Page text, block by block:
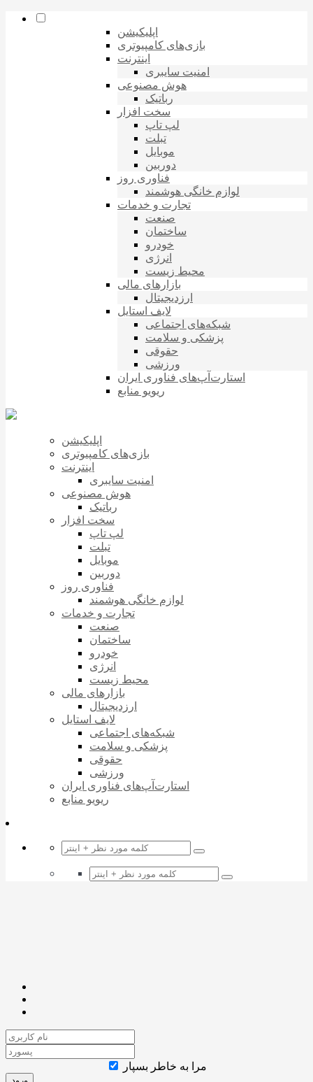
اپلیکیشن
بازی‌های کامپیوتری
اینترنت
امنیت سایبری
هوش مصنوعی
رباتیک
سخت افزار
لپ تاپ
تبلت
موبایل
دوربین
فناوری روز
لوازم خانگی هوشمند
تجارت و خدمات
صنعت
ساختمان
خودرو
انرژی
محیط زیست
بازارهای مالی
ارزدیجیتال
لایف استایل
شبکه‌های اجتماعی
پزشکی و سلامت
حقوقی
ورزشی
استارت‌آپ‌های فناوری ایران
ریویو منابع
اپلیکیشن
بازی‌های کامپیوتری
اینترنت
امنیت سایبری
هوش مصنوعی
رباتیک
سخت افزار
لپ تاپ
تبلت
موبایل
دوربین
فناوری روز
لوازم خانگی هوشمند
تجارت و خدمات
صنعت
ساختمان
خودرو
انرژی
محیط زیست
بازارهای مالی
ارزدیجیتال
لایف استایل
شبکه‌های اجتماعی
پزشکی و سلامت
حقوقی
ورزشی
استارت‌آپ‌های فناوری ایران
ریویو منابع
مرا به خاطر بسپار